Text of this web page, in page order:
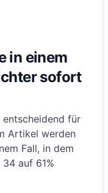
in einem
sofort
für
Artikel werden
Fall, in dem
auf 61%